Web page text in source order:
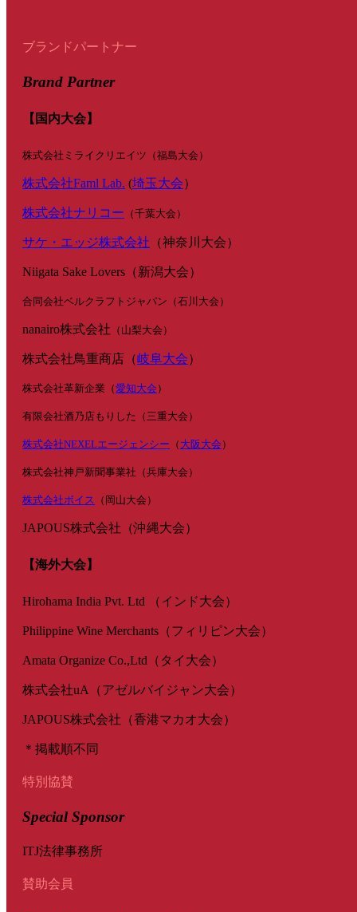
ブランドパートナー
Brand Partner
【国内大会】
株式会社ミライクリエイツ（福島大会）
株式会社Faml Lab. (埼玉大会）
株式会社ナリコー （千葉大会）
サケ・エッジ株式会社 （神奈川大会）
Niigata Sake Lovers（新潟大会）
合同会社ベルクラフトジャパン（石川大会）
nanairo株式会社 （山梨大会）
株式会社鳥重商店（岐阜大会）
株式会社革新企業（愛知大会 ）
有限会社酒乃店もりした（三重大会）
株式会社NEXELエージェンシー （ 大阪大会 ）
株式会社神戸新聞事業社（兵庫大会）
株式会社ボイス （岡山大会）
JAPOUS株式会社（沖縄大会）
【海外大会】
Hirohama India Pvt. Ltd （インド大会）
Philippine Wine Merchants（フィリピン大会）
Amata Organize Co.,Ltd（タイ大会）
株式会社uA（アゼルバイジャン大会）
JAPOUS株式会社（香港マカオ大会）
＊掲載順不同
特別協賛
Special Sponsor
ITJ法律事務所
賛助会員